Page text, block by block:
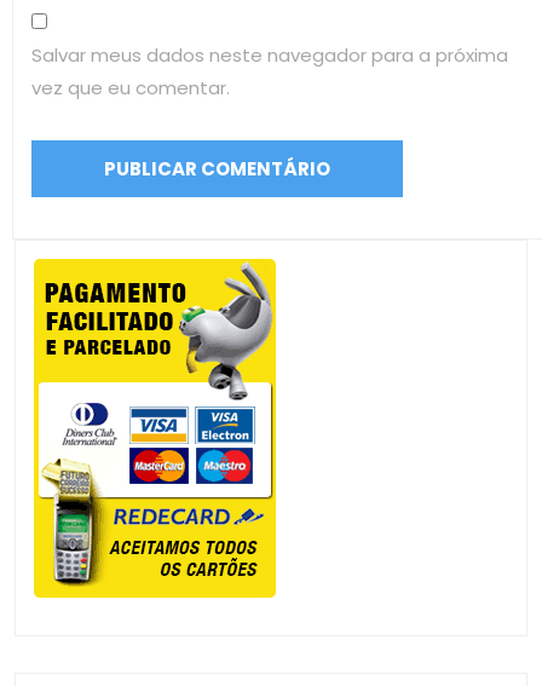
Salvar meus dados neste navegador para a próxima
vez que eu comentar.